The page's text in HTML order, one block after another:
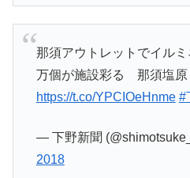
那須アウトレットでイル
万個が施設彩る 那須塩原
https://t.co/YPCIOeHnme #
— 下野新聞
2018